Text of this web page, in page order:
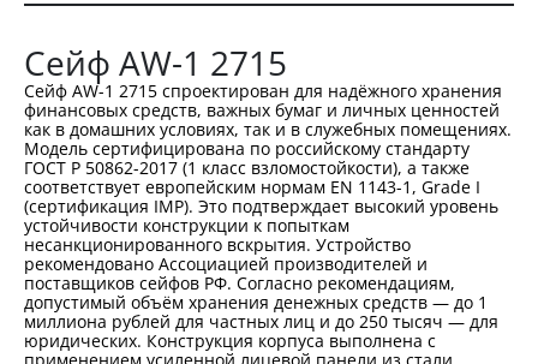
Сейф AW-1 2715
Сейф AW-1 2715 спроектирован для надёжного хранения
финансовых средств, важных бумаг и личных ценностей
как в домашних условиях, так и в служебных помещениях.
Модель сертифицирована по российскому стандарту
ГОСТ Р 50862-2017 (1 класс взломостойкости), а также
соответствует европейским нормам EN 1143-1, Grade I
(сертификация IMP). Это подтверждает высокий уровень
устойчивости конструкции к попыткам
несанкционированного вскрытия. Устройство
рекомендовано Ассоциацией производителей и
поставщиков сейфов РФ. Согласно рекомендациям,
допустимый объём хранения денежных средств — до 1
миллиона рублей для частных лиц и до 250 тысяч — для
юридических. Конструкция корпуса выполнена с